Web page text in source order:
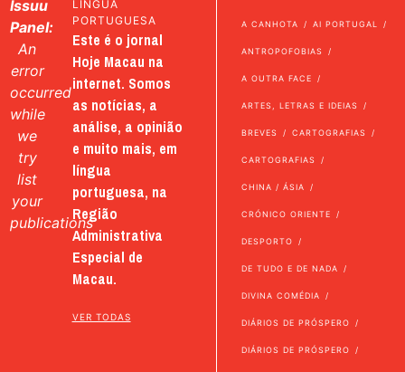
Issuu
Panel:
An
error
occurred
while
we
try
list
your
publications
LÍNGUA
PORTUGUESA
Este é o jornal
Hoje Macau na
internet. Somos
as notícias, a
análise, a opinião
e muito mais, em
língua
portuguesa, na
Região
Administrativa
Especial de
Macau.
VER TODAS
A CANHOTA AI PORTUGAL
ANTROPOFOBIAS
A OUTRA FACE
ARTES, LETRAS E IDEIAS
BREVES CARTOGRAFIAS
CARTOGRAFIAS
CHINA / ÁSIA
CRÓNICO ORIENTE
DESPORTO
DE TUDO E DE NADA
DIVINA COMÉDIA
DIÁRIOS DE PRÓSPERO
DIÁRIOS DE PRÓSPERO